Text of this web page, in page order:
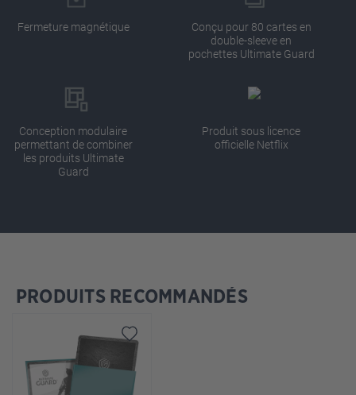
Fermeture magnétique
Conçu pour 80 cartes en
double-sleeve en
pochettes Ultimate Guard
Conception modulaire
permettant de combiner
les produits Ultimate
Guard
Produit sous licence
officielle Netflix
Ignorer la galerie de produits
PRODUITS RECOMMANDÉS